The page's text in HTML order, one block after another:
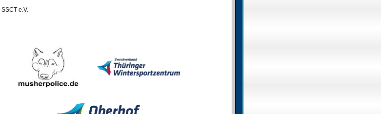
SSCT e.V.